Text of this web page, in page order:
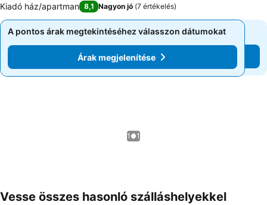
Kiadó ház/apartman 8,1 Nagyon jó (7 értékelés)
A pontos árak megtekintéséhez válasszon dátumokat
Árak megjelenítése
A pontos árak megtekintéséhez válasszon dátumokat
Árak megjelenítése
1 / 1
Vesse összes hasonló szálláshelyekkel